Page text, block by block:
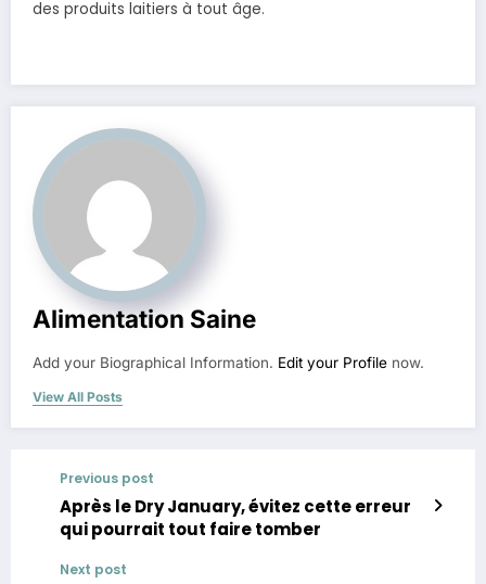
des produits laitiers à tout âge.
Alimentation Saine
Add your Biographical Information. Edit your Profile now.
View All Posts
Previous post
Après le Dry January, évitez cette erreur
qui pourrait tout faire tomber
Next post